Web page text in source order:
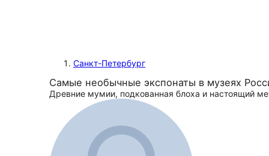
Санкт-Петербург
Самые необычные экспонаты в музеях
Древние мумии, подкованная блоха и настоящий